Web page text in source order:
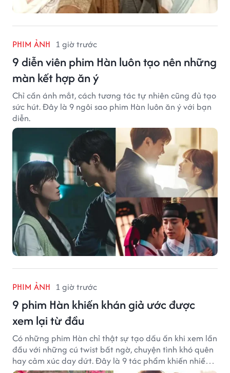
PHIM ẢNH 1 giờ trước
9 diễn viên phim Hàn luôn tạo nên những
màn kết hợp ăn ý
Chỉ cần ánh mắt, cách tương tác tự nhiên cũng đủ tạo
sức hút. Đây là 9 ngôi sao phim Hàn luôn ăn ý với bạn
diễn.
PHIM ẢNH 1 giờ trước
9 phim Hàn khiến khán giả ước được
xem lại từ đầu
Có những phim Hàn chỉ thật sự tạo dấu ấn khi xem lần
đầu với những cú twist bất ngờ, chuyện tình khó quên
hay cảm xúc day dứt. Đây là 9 tác phẩm khiến nhiều